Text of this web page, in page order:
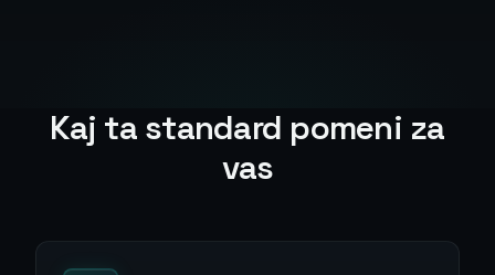
Kaj ta standard pomeni za
vas